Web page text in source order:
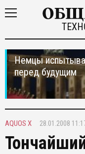
Немцы
перед будущим
AQUOS X 28.01.2008